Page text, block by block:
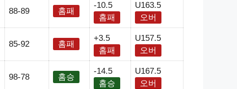
88-89 홈패
-10.5
홈패
U163.5
오버
85-92 홈패
+3.5
홈패
U157.5
오버
98-78 홈승
-14.5
홈승
U167.5
오버